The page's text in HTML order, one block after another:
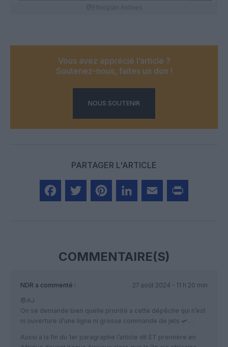
@Ethiopian Airlines
Vous avez apprécié l’article ?
Soutenez-nous, faites un don !
NOUS SOUTENIR
PARTAGER L'ARTICLE
COMMENTAIRE(S)
NDR a commenté :
27 août 2024 - 11 h 20 min
@AJ
On se demande bien quelle priorité a cette dépêche qui n’est
ni ouverture d’une ligne ni grosse commande de jets 🛩…
Aussi a la fin du 1er paragraphe l’article dit ET première en